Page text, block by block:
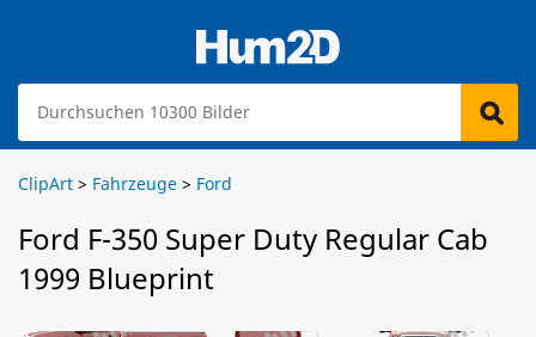
ClipArt > Fahrzeuge > Ford
Ford F-350 Super Duty Regular Cab
1999 Blueprint